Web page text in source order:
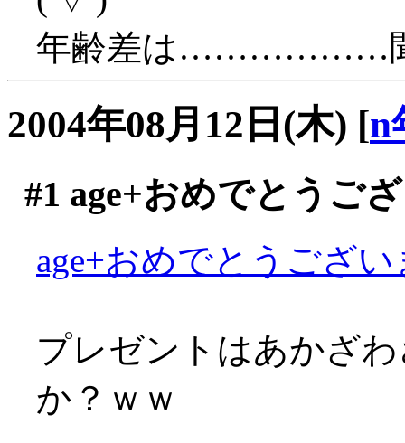
年齢差は………………聞
2004年08月12日(木) [n
#1 age+おめでとうご
age+おめでとうござ
プレゼントはあかざ
か？ｗｗ